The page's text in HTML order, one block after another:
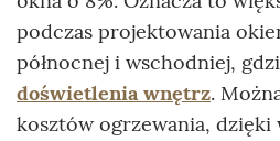
podczas projektowania
północnej i wschodniej,
doświetlenia wnętrz.
kosztów ogrzewania, dzięki